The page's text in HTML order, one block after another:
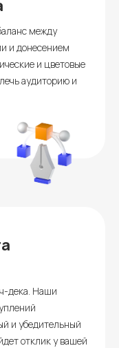
между
и донесением
и цветовые
аудиторию и
дека. Наши
и убедительный
отклик у вашей